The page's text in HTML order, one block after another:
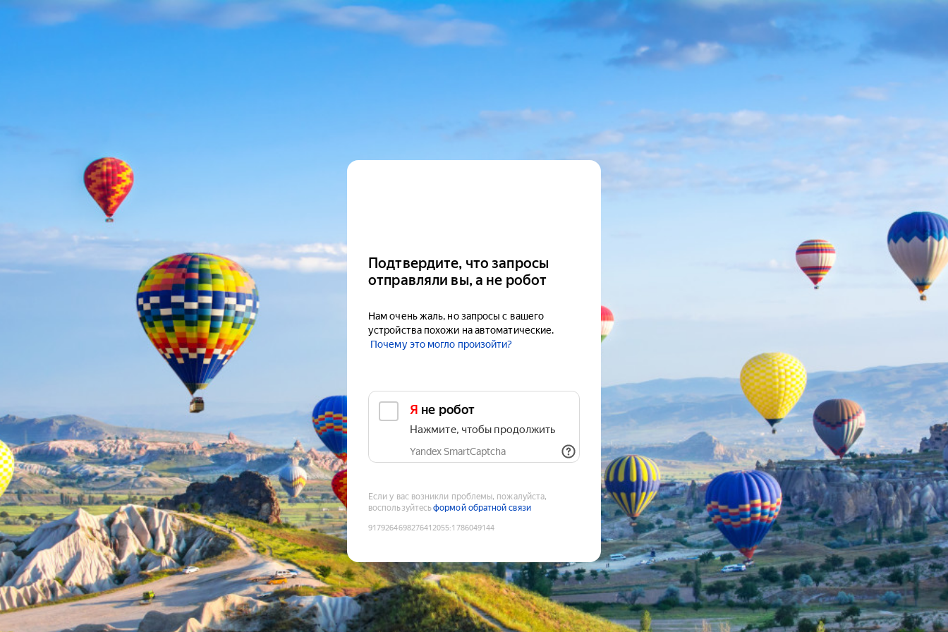
Подтвердите, что запросы
отправляли вы, а не робот
Нам очень жаль, но запросы с вашего
устройства похожи на автоматические.
Почему это могло произойти?
Я не робот
Нажмите, чтобы продолжить
Yandex SmartCaptcha
Если у вас возникли проблемы, пожалуйста,
воспользуйтесьформой обратной связи
9179264698276412055:1786049144